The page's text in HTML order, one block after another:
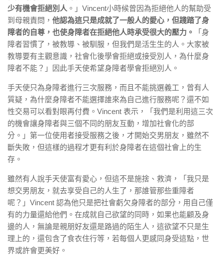
少有機會拒絕別人 。」Vincent小時候曾因為拒絕他人的幫助受
到母親責問， 他認為這只是成就了一般人的愛心，但踐踏了身
障者的自尊，也使身障者在拒絕他人時承受很大的壓力。
「身
障者習慣了，被教導、被馴服，但我們是活生生的人。大家被
教導要有主觀意識，社會化後學會拒絕或接受別人，為什麼身
障者不能？」因此手天使希望身障者學會拒絕別人。
手天使只為身障者進行三次服務，而且不能挑選義工，曾有人
質疑，為什麼身障者不能選擇誰來為自己進行服務呢？還不如
性交易可以看對眼再付費。Vincent 表示，「我們是利用這三次
的機會讓身障者與三個不同的朋友互動，增加社會化的部
分。」第一位使用者接受服務之後，才開始交男朋友，雖然不
斷失敗，但這樣的過程才更有利於身障者在這個社會上的生
存。
雖然有人說手天使富有愛心，但這不是施捨、救濟，「我只是
想交男朋友，就去享受自己的人生了，那誰管那些重障者
呢？」Vincent 認為他只是把社會虧欠身障者的部分，用自己僅
有的力量還給他們。在成就自己欲望的同時，如果也能顧及身
邊的人，無論是親朋好友還是路過的陌生人，這欲望不只是生
理上的，還包含了食衣住行等，若每個人更感同身受這點，世
界或許會更美好。